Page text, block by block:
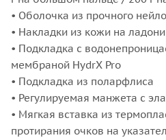
• Оболочка из прочного
• Накладки из кожи на
• Подкладка с
мембраной HydrX Pro
• Подкладка из поларфлиса
• Регулируемая манжета с
• Мягкая вставка из
протирания очков на